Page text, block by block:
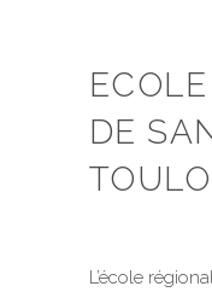
DE
L’école